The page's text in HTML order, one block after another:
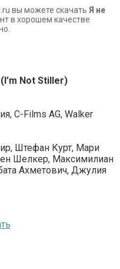
вы можете скачать Я не
в хорошем качестве
Not Stiller)
C-Films AG, Walker
Штефан Курт, Мари
Шелкер, Максимилиан
Ахметович, Джулия